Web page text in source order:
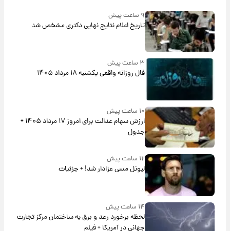
۹ ساعت پیش
تاریخ اعلام نتایج نهایی دکتری مشخص شد
۳ ساعت پیش
فال روزانه واقعی یکشنبه ۱۸ مرداد ۱۴۰۵
۱۰ ساعت پیش
ارزش سهام عدالت برای امروز ۱۷ مرداد ۱۴۰۵ +
جدول
۱۲ ساعت پیش
لیونل مسی عزادار شد! + جزئیات
۱۴ ساعت پیش
لحظه برخورد رعد و برق به ساختمان مرکز تجارت
جهانی در آمریکا + فیلم